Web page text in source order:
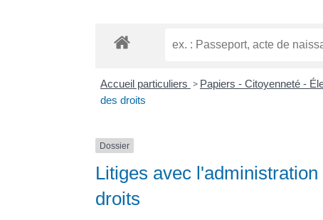
Accueil particuliers > Papiers - Citoyenneté -
des droits
Dossier
Litiges avec
droits